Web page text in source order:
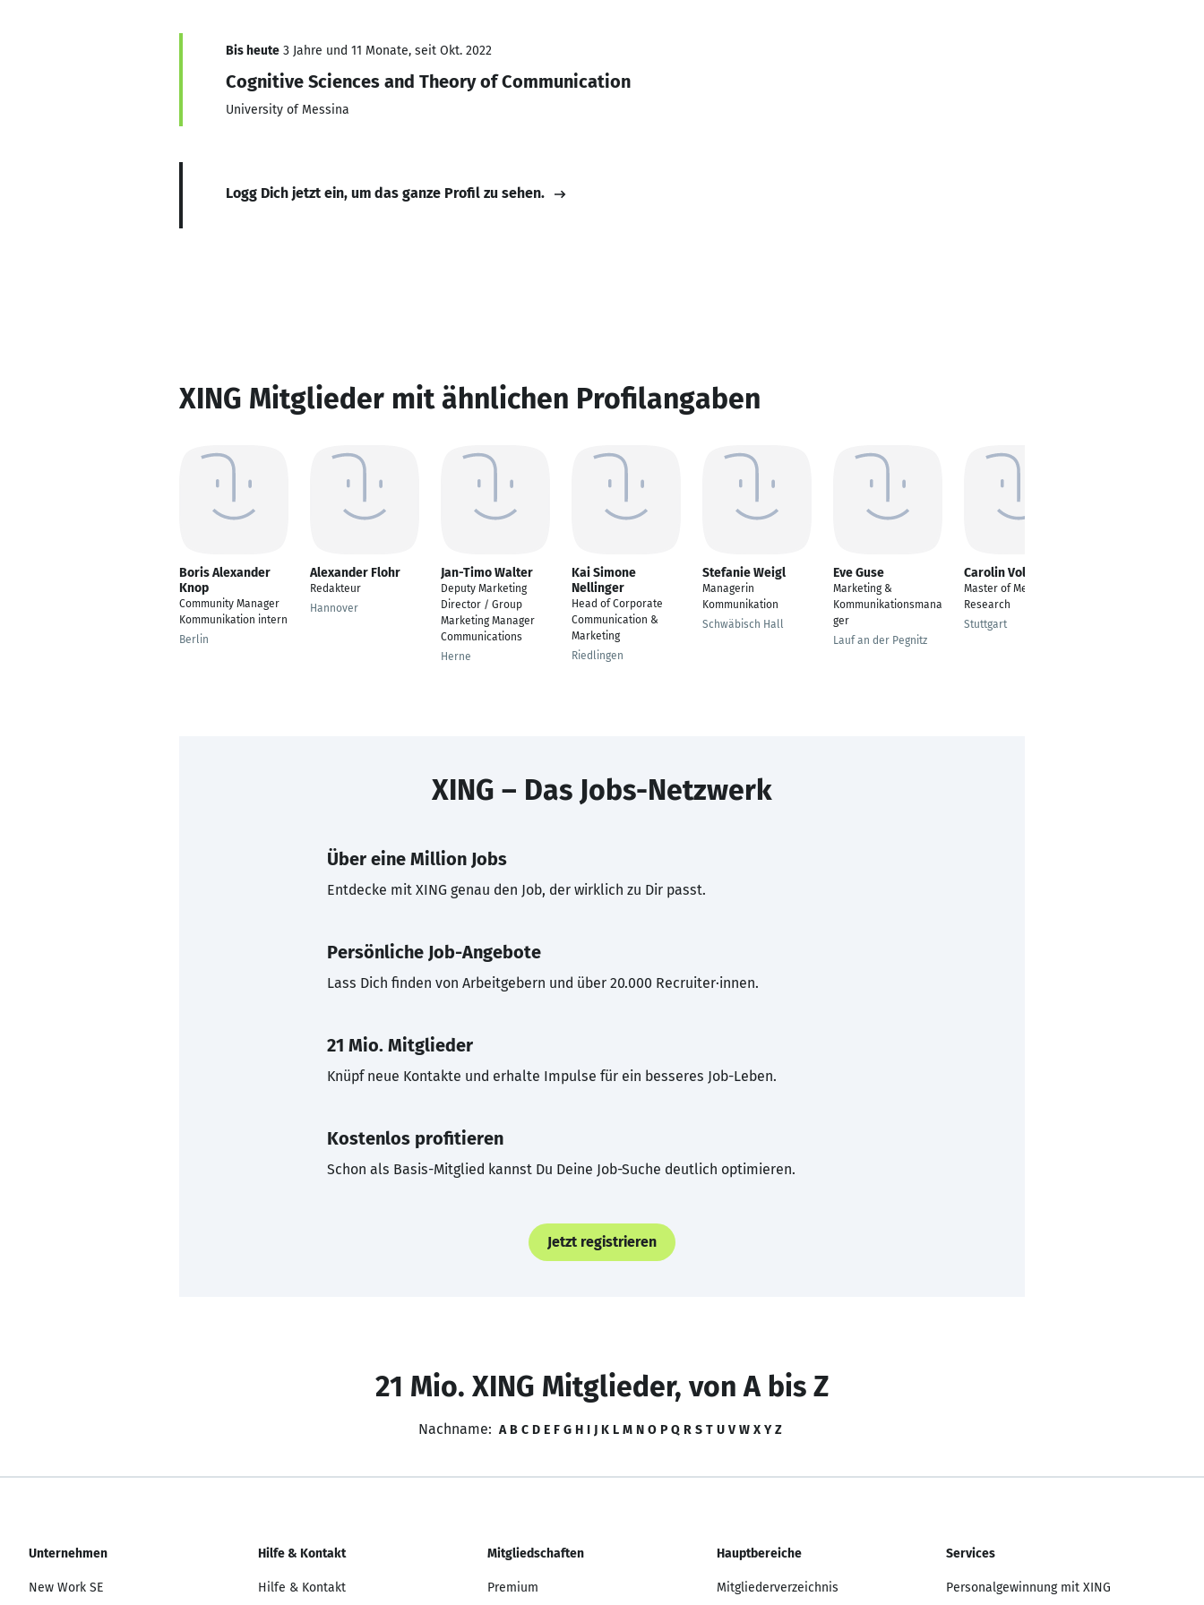
Bis heute 3 Jahre und 11 Monate, seit Okt. 2022
Cognitive Sciences and Theory of Communication
University of Messina
Logg Dich jetzt ein, um das ganze Profil zu sehen.
XING Mitglieder mit ähnlichen Profilangaben
Boris Alexander
Knop
Community Manager
Kommunikation intern
Berlin
Alexander Flohr
Redakteur
Hannover
Jan-Timo Walter
Deputy Marketing
Director / Group
Marketing Manager
Communications
Herne
Kai Simone
Nellinger
Head of Corporate
Communication &
Marketing
Riedlingen
Stefanie Weigl
Managerin
Kommunikation
Schwäbisch Hall
Eve Guse
Marketing &
Kommunikationsmana
ger
Lauf an der Pegnitz
Carolin Vollmar
Master of Media
Research
Stuttgart
XING – Das Jobs-Netzwerk
Über eine Million Jobs
Entdecke mit XING genau den Job, der wirklich zu Dir passt.
Persönliche Job-Angebote
Lass Dich finden von Arbeitgebern und über 20.000 Recruiter·innen.
21 Mio. Mitglieder
Knüpf neue Kontakte und erhalte Impulse für ein besseres Job-Leben.
Kostenlos profitieren
Schon als Basis-Mitglied kannst Du Deine Job-Suche deutlich optimieren.
Jetzt registrieren
21 Mio. XING Mitglieder, von A bis Z
Nachname: A B C D E F G H I J K L M N O P Q R S T U V W X Y Z
Unternehmen
New Work SE
Hilfe & Kontakt
Hilfe & Kontakt
Mitgliedschaften
Premium
Hauptbereiche
Mitgliederverzeichnis
Services
Personalgewinnung mit XING